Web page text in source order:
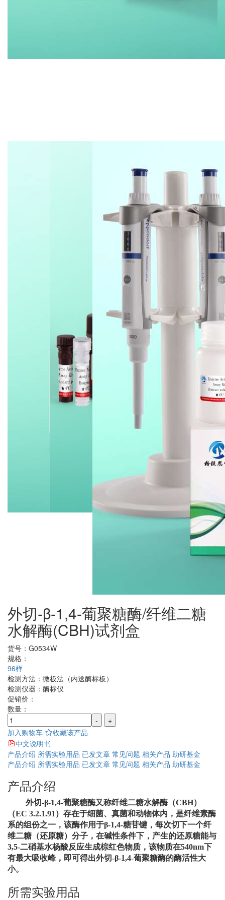
外切-β-1,4-葡聚糖酶/纤维二糖
水解酶(CBH)试剂盒
货号： G0534W
规格：
96样
检测方法： 微板法（内送酶标板）
检测仪器： 酶标仪
促销价：
数量：
-
+
加入购物车
收藏该产品
中文说明书
产品介绍 所需实验用品 已发文章 常见问题 相关产品 助研基金
产品介绍 所需实验用品 已发文章 常见问题 相关产品 助研基金
产品介绍
外切-β-1,4-葡聚糖酶又称纤维二糖水解酶（CBH）
（EC 3.2.1.91 ）存在于细菌、真菌和动物体内，是纤维素酶
系的组份之一，该酶作用于β-1,4-糖苷键，每次切下一个纤
维二糖（还原糖）分子，在碱性条件下，产生的还原糖能与
3,5-二硝基水杨酸反应生成棕红色物质，该物质在540nm下
有最大吸收峰，即可得出外切-β-1,4-葡聚糖酶的酶活性大
小。
所需实验用品